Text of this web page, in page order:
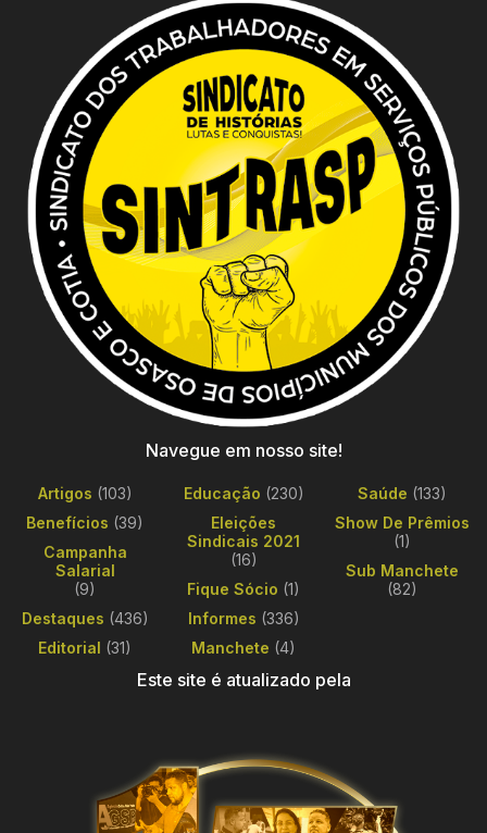
Navegue em nosso site!
Artigos (103)
Benefícios (39)
Campanha
Salarial
(9)
Destaques (436)
Editorial (31)
Educação (230)
Eleições
Sindicais 2021
(16)
Fique Sócio (1)
Informes (336)
Manchete (4)
Saúde (133)
Show De Prêmios
(1)
Sub Manchete
(82)
Este site é atualizado pela